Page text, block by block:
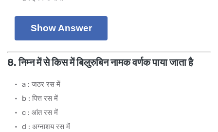
Show Answer
8. निम्न में से किस में बिलुरुबिन नामक वर्णक पाया जाता है
a : जठर रस में
b : पित्त रस में
c : आंत रस में
d : अग्नाशय रस में